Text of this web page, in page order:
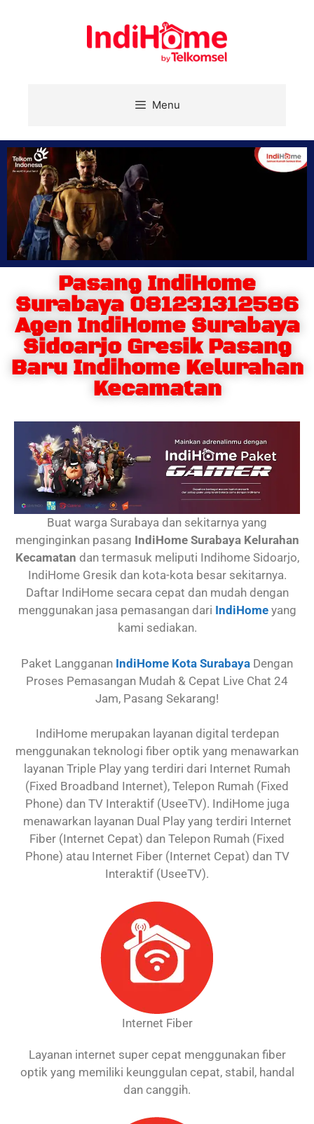
Menu
Pasang IndiHome
Surabaya 081231312586
Agen IndiHome Surabaya
Sidoarjo Gresik Pasang
Baru Indihome Kelurahan
Kecamatan
Buat warga Surabaya dan sekitarnya yang
menginginkan pasang IndiHome Surabaya Kelurahan
Kecamatan dan termasuk meliputi Indihome Sidoarjo,
IndiHome Gresik dan kota-kota besar sekitarnya.
Daftar IndiHome secara cepat dan mudah dengan
menggunakan jasa pemasangan dari IndiHome yang
kami sediakan.
Paket Langganan IndiHome Kota Surabaya Dengan
Proses Pemasangan Mudah & Cepat Live Chat 24
Jam, Pasang Sekarang!
IndiHome merupakan layanan digital terdepan
menggunakan teknologi fiber optik yang menawarkan
layanan Triple Play yang terdiri dari Internet Rumah
(Fixed Broadband Internet), Telepon Rumah (Fixed
Phone) dan TV Interaktif (UseeTV). IndiHome juga
menawarkan layanan Dual Play yang terdiri Internet
Fiber (Internet Cepat) dan Telepon Rumah (Fixed
Phone) atau Internet Fiber (Internet Cepat) dan TV
Interaktif (UseeTV).
Internet Fiber
Layanan internet super cepat menggunakan fiber
optik yang memiliki keunggulan cepat, stabil, handal
dan canggih.